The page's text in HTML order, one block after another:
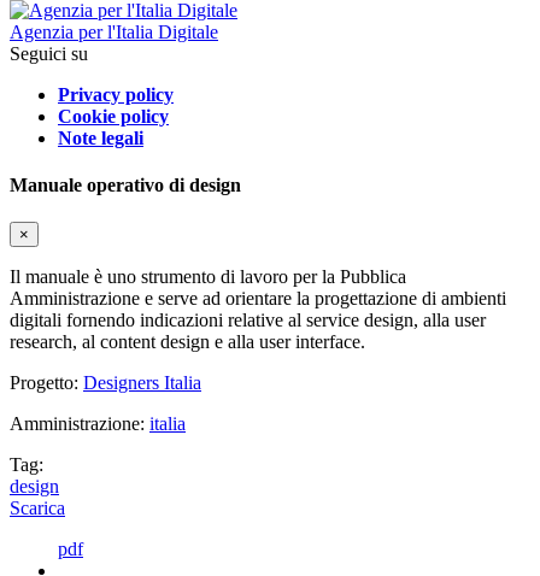
Agenzia per l'Italia Digitale
Seguici su
Privacy policy
Cookie policy
Note legali
Manuale operativo di design
×
Il manuale è uno strumento di lavoro per la Pubblica
Amministrazione e serve ad orientare la progettazione di ambienti
digitali fornendo indicazioni relative al service design, alla user
research, al content design e alla user interface.
Progetto: Designers Italia
Amministrazione: italia
Tag:
design
Scarica
pdf